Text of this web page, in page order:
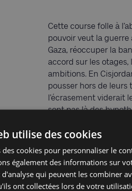
Cette course folle à
pouvoir veut la guerre
Gaza, réoccuper la
accord sur les
ambitions. En
pousser hors de
l’écrasement viderait
sont pas là des
politique
matérialiser sous nos
Cisjordanie :
territoire en « terres
d’implantations
colonies existantes.
utilise des cookies
cookies pour personnaliser le
également des informations sur
qui peuvent les combiner
ont collectées lors de votre